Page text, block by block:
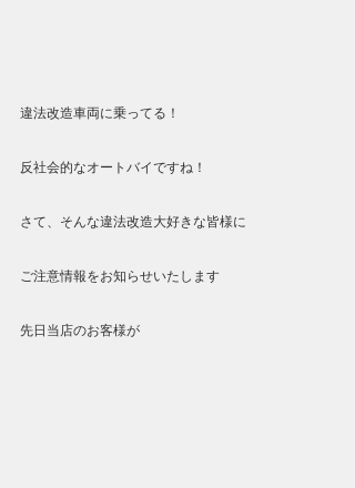
違法改造車両に乗ってる！
反社会的なオートバイですね！
さて、そんな違法改造大好きな皆様に
ご注意情報をお知らせいたします
先日当店のお客様が